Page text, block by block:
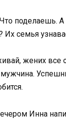
Что поделаешь.
Их семья
жених все
Инна